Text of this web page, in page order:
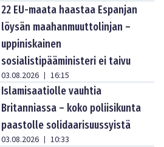
22 EU-maata haastaa Espanjan
löysän maahanmuuttolinjan –
uppiniskainen
sosialistipääministeri ei taivu
03.08.2026 | 16:15
Islamisaatiolle vauhtia
Britanniassa – koko poliisikunta
paastolle solidaarisuussyistä
03.08.2026 | 10:33